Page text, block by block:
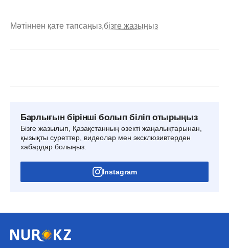
Мәтіннен қате тапсаңыз,бізге жазыңыз
Барлығын бірінші болып біліп отырыңыз
Бізге жазылып, Қазақстанның өзекті жаңалықтарынан,
қызықты суреттер, видеолар мен эксклюзивтерден
хабардар болыңыз.
Instagram